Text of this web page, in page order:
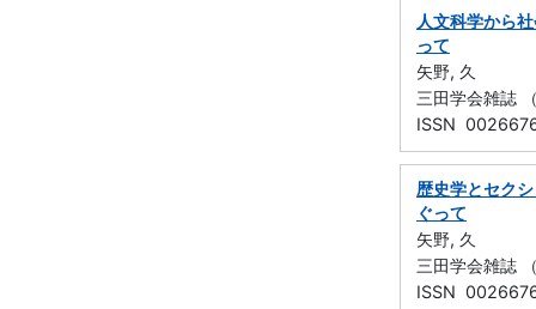
人文科学から
って
矢野, 久
三田学会雑誌
ISSN
歴史学とセク
ぐって
矢野, 久
三田学会雑誌
ISSN